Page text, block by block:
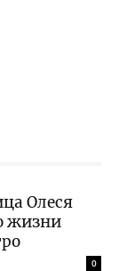
Олеся
жизни
0